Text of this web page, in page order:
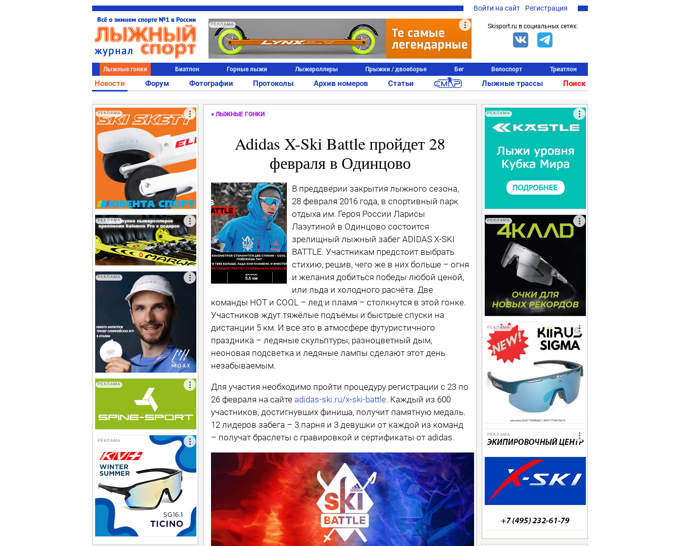
Войти на сайт Регистрация
РЕКЛАМА Skisport.ru в социальных сетях:
Лыжные гонки Биатлон Горные лыжи Лыжероллеры Прыжки / двоеборье Бег Велоспорт Триатлон
Новости Форум Фотографии Протоколы Архив номеров Статьи Лыжные трассы Поиск
РЕКЛАМА
РЕКЛАМА
РЕКЛАМА
РЕКЛАМА
РЕКЛАМА
ЛЫЖНЫЕ ГОНКИ
Adidas X-Ski Battle пройдет 28
февраля в Одинцово
В преддверии закрытия лыжного сезона,
28 февраля 2016 года, в спортивный парк
отдыха им. Героя России Ларисы
Лазутиной в Одинцово состоится
зрелищный лыжный забег ADIDAS X-SKI
BATTLE. Участникам предстоит выбрать
стихию, решив, чего же в них больше – огня
и желания добиться победы любой ценой,
или льда и холодного расчёта. Две
команды HOT и СOOL – лед и пламя – столкнутся в этой гонке.
Участников ждут тяжёлые подъёмы и быстрые спуски на
дистанции 5 км. И все это в атмосфере футуристичного
праздника – ледяные скульптуры, разноцветный дым,
неоновая подсветка и ледяные лампы сделают этот день
незабываемым.
Для участия необходимо пройти процедуру регистрации с 23 по
26 февраля на сайте adidas-ski.ru/x-ski-battle. Каждый из 600
участников, достигнувших финиша, получит памятную медаль.
12 лидеров забега – 3 парня и 3 девушки от каждой из команд
– получат браслеты с гравировкой и сертификаты от adidas.
РЕКЛАМА
РЕКЛАМА
РЕКЛАМА
РЕКЛАМА